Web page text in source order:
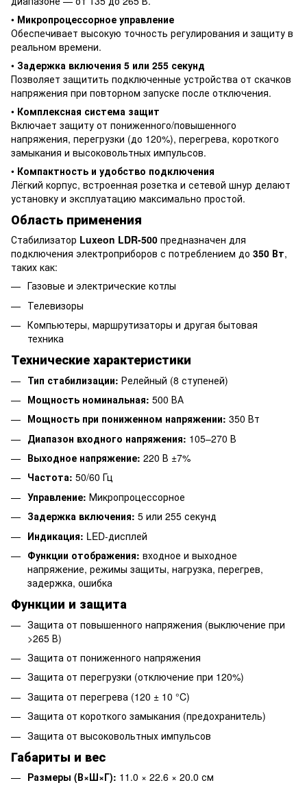
• Микропроцессорное управление
Обеспечивает высокую точность регулирования и защиту в
реальном времени.
• Задержка включения 5 или 255 секунд
Позволяет защитить подключенные устройства от скачков
напряжения при повторном запуске после отключения.
• Комплексная система защит
Включает защиту от пониженного/повышенного
напряжения, перегрузки (до 120%), перегрева, короткого
замыкания и высоковольтных импульсов.
• Компактность и удобство подключения
Лёгкий корпус, встроенная розетка и сетевой шнур делают
установку и эксплуатацию максимально простой.
Область применения
Стабилизатор Luxeon LDR-500 предназначен для
подключения электроприборов с потреблением до 350 Вт,
таких как:
Газовые и электрические котлы
Телевизоры
Компьютеры, маршрутизаторы и другая бытовая
техника
Технические характеристики
Тип стабилизации: Релейный (8 ступеней)
Мощность номинальная: 500 ВА
Мощность при пониженном напряжении: 350 Вт
Диапазон входного напряжения: 105–270 В
Выходное напряжение: 220 В ±7%
Частота: 50/60 Гц
Управление: Микропроцессорное
Задержка включения: 5 или 255 секунд
Индикация: LED-дисплей
Функции отображения: входное и выходное
напряжение, режимы защиты, нагрузка, перегрев,
задержка, ошибка
Функции и защита
Защита от повышенного напряжения (выключение при
>265 В)
Защита от пониженного напряжения
Защита от перегрузки (отключение при 120%)
Защита от перегрева (120 ± 10 °C)
Защита от короткого замыкания (предохранитель)
Защита от высоковольтных импульсов
Габариты и вес
Размеры (В×Ш×Г): 11.0 × 22.6 × 20.0 см